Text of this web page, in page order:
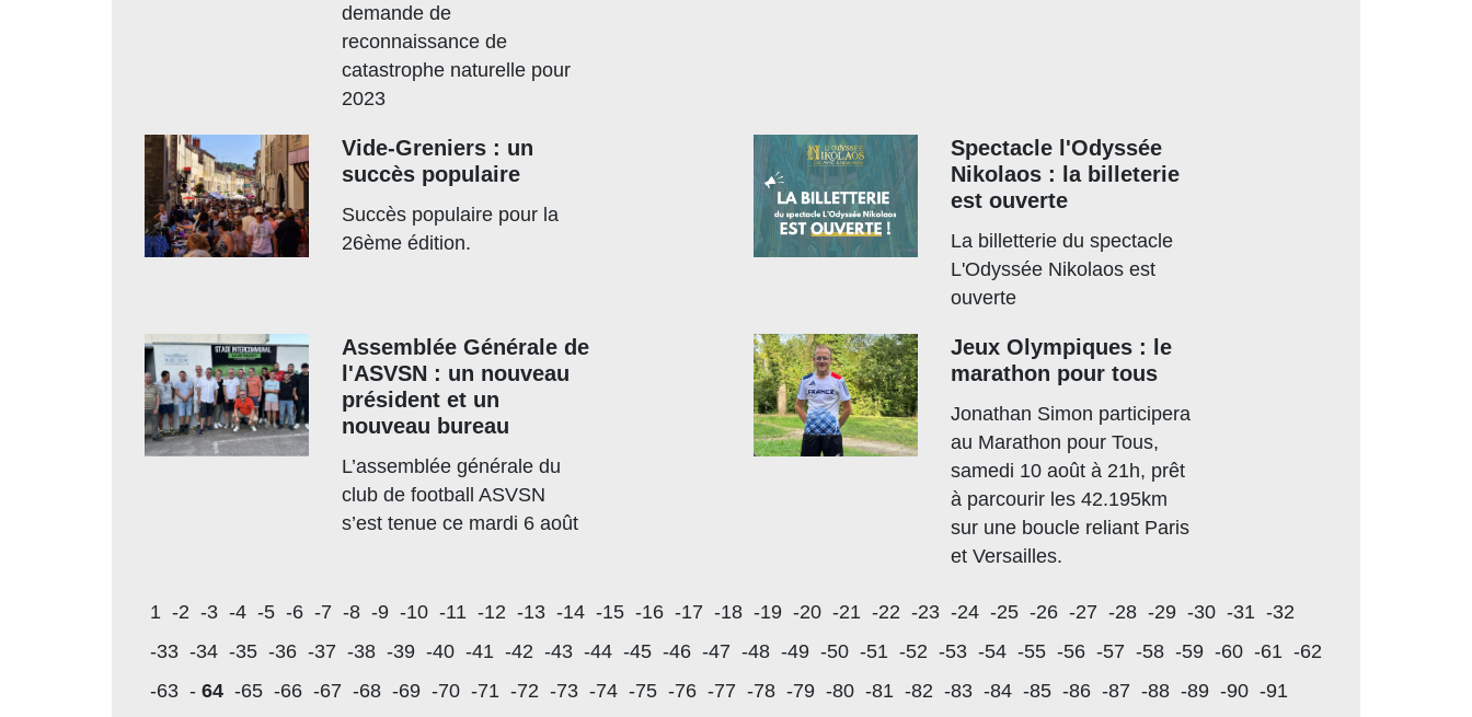
demande de
reconnaissance de
catastrophe naturelle pour
2023
Vide-Greniers : un
succès populaire
Succès populaire pour la
26ème édition.
Spectacle l'Odyssée
Nikolaos : la billeterie
est ouverte
La billetterie du spectacle
L'Odyssée Nikolaos est
ouverte
Assemblée Générale de
l'ASVSN : un nouveau
président et un
nouveau bureau
L’assemblée générale du
club de football ASVSN
s’est tenue ce mardi 6 août
Jeux Olympiques : le
marathon pour tous
Jonathan Simon participera
au Marathon pour Tous,
samedi 10 août à 21h, prêt
à parcourir les 42.195km
sur une boucle reliant Paris
et Versailles.
1 -2 -3 -4 -5 -6 -7 -8 -9 -10 -11 -12 -13 -14 -15 -16 -17 -18 -19 -20 -21 -22 -23 -24 -25 -26 -27 -28 -29 -30 -31 -32
-33 -34 -35 -36 -37 -38 -39 -40 -41 -42 -43 -44 -45 -46 -47 -48 -49 -50 -51 -52 -53 -54 -55 -56 -57 -58 -59 -60 -61 -62
-63 - 64 -65 -66 -67 -68 -69 -70 -71 -72 -73 -74 -75 -76 -77 -78 -79 -80 -81 -82 -83 -84 -85 -86 -87 -88 -89 -90 -91